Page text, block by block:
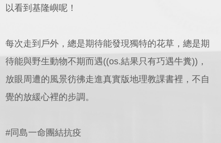
以看到基隆嶼呢！
每次走到戶外，總是期待能發現獨特的花草，總是期
待能與野生動物不期而遇((os.結果只有巧遇牛糞))，
放眼周遭的風景彷彿走進真實版地理教課書裡，不自
覺的放緩心裡的步調。
#同島一命團結抗疫